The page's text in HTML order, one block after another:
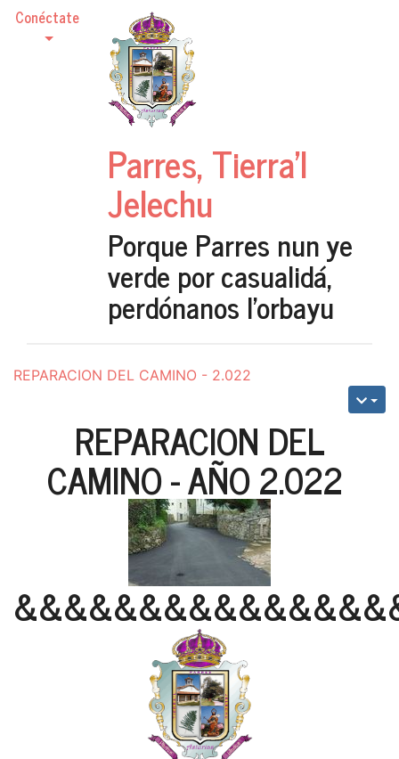
Conéctate
Parres, Tierra'l
Jelechu
Porque Parres nun ye
verde por casualidá,
perdónanos l'orbayu
REPARACION DEL CAMINO - 2.022
REPARACION DEL
CAMINO - AÑO 2.022